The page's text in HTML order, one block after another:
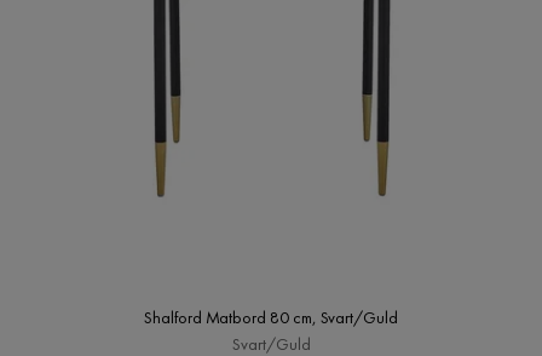
Shalford Matbord 80 cm, Svart/Guld
Svart/Guld